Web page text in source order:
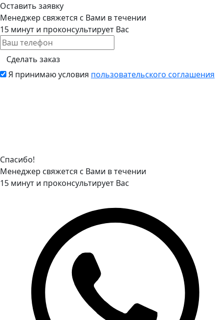
Оставить заявку
Менеджер свяжется с Вами в течении
15 минут и проконсультирует Вас
Сделать заказ
Я принимаю условия пользовательского соглашения
Спасибо!
Менеджер свяжется с Вами в течении
15 минут и проконсультирует Вас